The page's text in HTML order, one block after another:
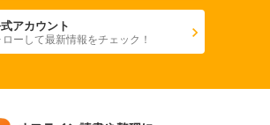
アカウント
ローして最新情報をチェック！